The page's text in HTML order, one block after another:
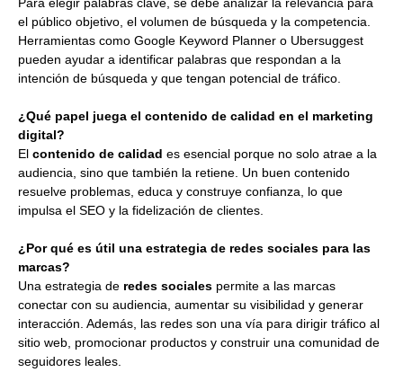
el público objetivo, el volumen de búsqueda y la competencia.
Herramientas como Google Keyword Planner o Ubersuggest
pueden ayudar a identificar palabras que respondan a la
intención de búsqueda y que tengan potencial de tráfico.
¿Qué papel juega el contenido de calidad en el marketing
digital?
El contenido de calidad es esencial porque no solo atrae a la
audiencia, sino que también la retiene. Un buen contenido
resuelve problemas, educa y construye confianza, lo que
impulsa el SEO y la fidelización de clientes.
¿Por qué es útil una estrategia de redes sociales para las
marcas?
Una estrategia de redes sociales permite a las marcas
conectar con su audiencia, aumentar su visibilidad y generar
interacción. Además, las redes son una vía para dirigir tráfico al
sitio web, promocionar productos y construir una comunidad de
seguidores leales.